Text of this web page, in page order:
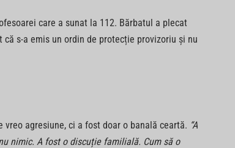
care a sunat la 112. Bărbatul a plecat
s-a emis un ordin de protecție provizoriu și nu
agresiune, ci a fost doar o banală ceartă. “A
nimic. A fost o discuție familială. Cum să o